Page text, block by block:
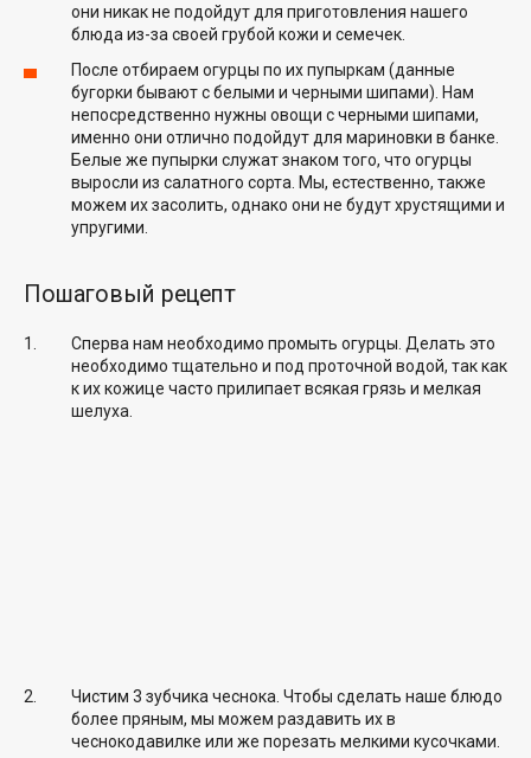
они никак не подойдут для приготовления нашего
блюда из-за своей грубой кожи и семечек.
После отбираем огурцы по их пупыркам (данные
бугорки бывают с белыми и черными шипами). Нам
непосредственно нужны овощи с черными шипами,
именно они отлично подойдут для мариновки в банке.
Белые же пупырки служат знаком того, что огурцы
выросли из салатного сорта. Мы, естественно, также
можем их засолить, однако они не будут хрустящими и
упругими.
Пошаговый рецепт
Сперва нам необходимо промыть огурцы. Делать это
необходимо тщательно и под проточной водой, так как
к их кожице часто прилипает всякая грязь и мелкая
шелуха.
Чистим 3 зубчика чеснока. Чтобы сделать наше блюдо
более пряным, мы можем раздавить их в
чеснокодавилке или же порезать мелкими кусочками.